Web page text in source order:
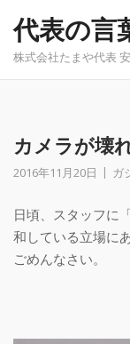
content
代表の言
株式会社たまや代表
カメラが壊
2016年11月20日 ガ
日頃、スタッフに
和している立場に
ごめんなさい。